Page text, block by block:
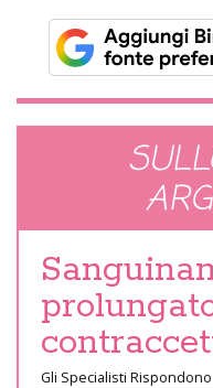
Gli Specialisti Rispondono